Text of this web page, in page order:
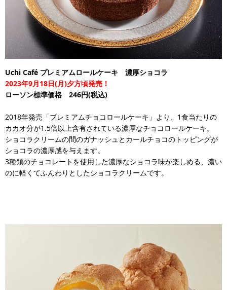
Uchi Café プレミアムロールケーキ 濃厚ショコラ
2023年9月18日(月)夕方頃発売！
ローソン標準価格 246円(税込)
2018年発売「プレミアムチョコロールケーキ」より、1食当たりの
カカオ分が1.5倍以上含有されている濃厚なチョコロールケーキ。
ショコラクリームの間のガナッシュとカールチョコのトッピングが
ショコラの濃厚感を与えます。
3種類のチョコレートを使用した濃厚なショコラ味が楽しめる、濃い
のに軽くてふんわりとしたショコラクリームです。